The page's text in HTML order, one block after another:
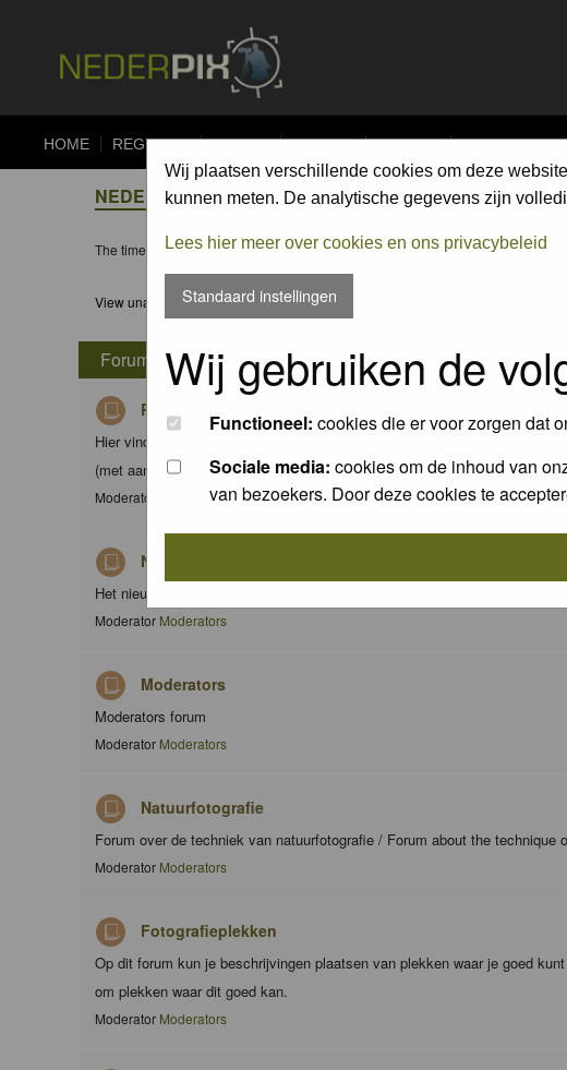
HOME REGISTER FORUM UPLOAD ALBUMS
Wij plaatsen verschillende cookies om deze
kunnen meten. De analytische gegevens zijn
Lees hier meer over cookies en ons privacybeleid
Standaard instellingen
Wij gebruiken de
Functioneel: cookies die er voor zorgen dat
Sociale media: cookies om de inhoud van
van bezoekers. Door deze cookies te
NEDERPIX.NL FORUM INDEX
The time now is Sat 08 Aug 2026, 12:01
View unanswered posts
Forum
Richtlijnen voor Nederpix fotografen
Hier vind je de criteria waaraan foto's in de diverse albums dienen te
(met aanvullingen) van Nederpix.
Moderator Moderators
Nieuws / News
Het nieuws forum / The news forum
Moderator Moderators
Moderators
Moderators forum
Moderator Moderators
Natuurfotografie
Forum over de techniek van natuurfotografie / Forum about the technique
Moderator Moderators
Fotografieplekken
Op dit forum kun je beschrijvingen plaatsen van plekken waar je goed
om plekken waar dit goed kan.
Moderator Moderators